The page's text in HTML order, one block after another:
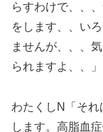
らすわけで、、
をします、、い
ませんが、、、
られますよ、、」
わたくしN「そ
します。高脂血